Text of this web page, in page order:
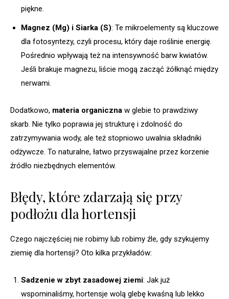
piękne.
Magnez (Mg) i Siarka (S): Te mikroelementy są kluczowe
dla fotosyntezy, czyli procesu, który daje roślinie energię.
Pośrednio wpływają też na intensywność barw kwiatów.
Jeśli brakuje magnezu, liście mogą zacząć żółknąć między
nerwami.
Dodatkowo, materia organiczna w glebie to prawdziwy
skarb. Nie tylko poprawia jej strukturę i zdolność do
zatrzymywania wody, ale też stopniowo uwalnia składniki
odżywcze. To naturalne, łatwo przyswajalne przez korzenie
źródło niezbędnych elementów.
Błędy, które zdarzają się przy
podłożu dla hortensji
Czego najczęściej nie robimy lub robimy źle, gdy szykujemy
ziemię dla hortensji? Oto kilka przykładów:
Sadzenie w zbyt zasadowej ziemi: Jak już
wspominaliśmy, hortensje wolą glebę kwaśną lub lekko